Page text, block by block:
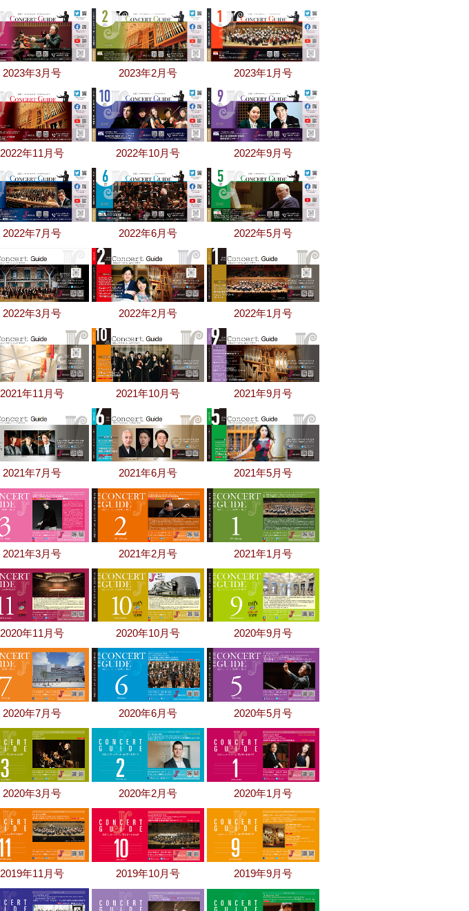
2023年3月号 2023年2月号 2023年1月号
2022年11月号 2022年10月号 2022年9月号
2022年7月号 2022年6月号 2022年5月号
2022年3月号 2022年2月号 2022年1月号
2021年11月号 2021年10月号 2021年9月号
2021年7月号 2021年6月号 2021年5月号
2021年3月号 2021年2月号 2021年1月号
2020年11月号 2020年10月号 2020年9月号
2020年7月号 2020年6月号 2020年5月号
2020年3月号 2020年2月号 2020年1月号
2019年11月号 2019年10月号 2019年9月号